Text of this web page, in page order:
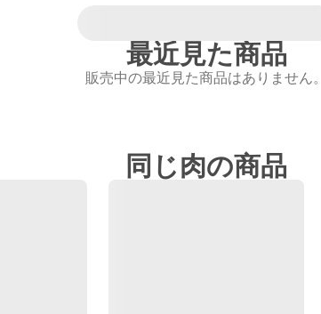
最近見た商品
販売中の最近見た商品はありません。
同じ肉の商品